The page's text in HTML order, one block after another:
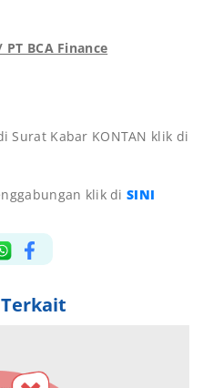
BCA Finance
Surat Kabar KONTAN klik di
klik diSINI